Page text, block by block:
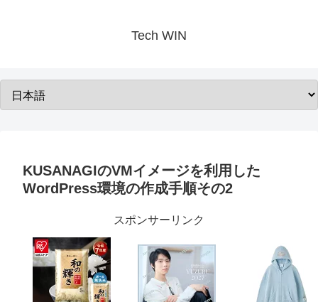
Tech WIN
KUSANAGIのVMイメージを利用した
WordPress環境の作成手順その2
スポンサーリンク